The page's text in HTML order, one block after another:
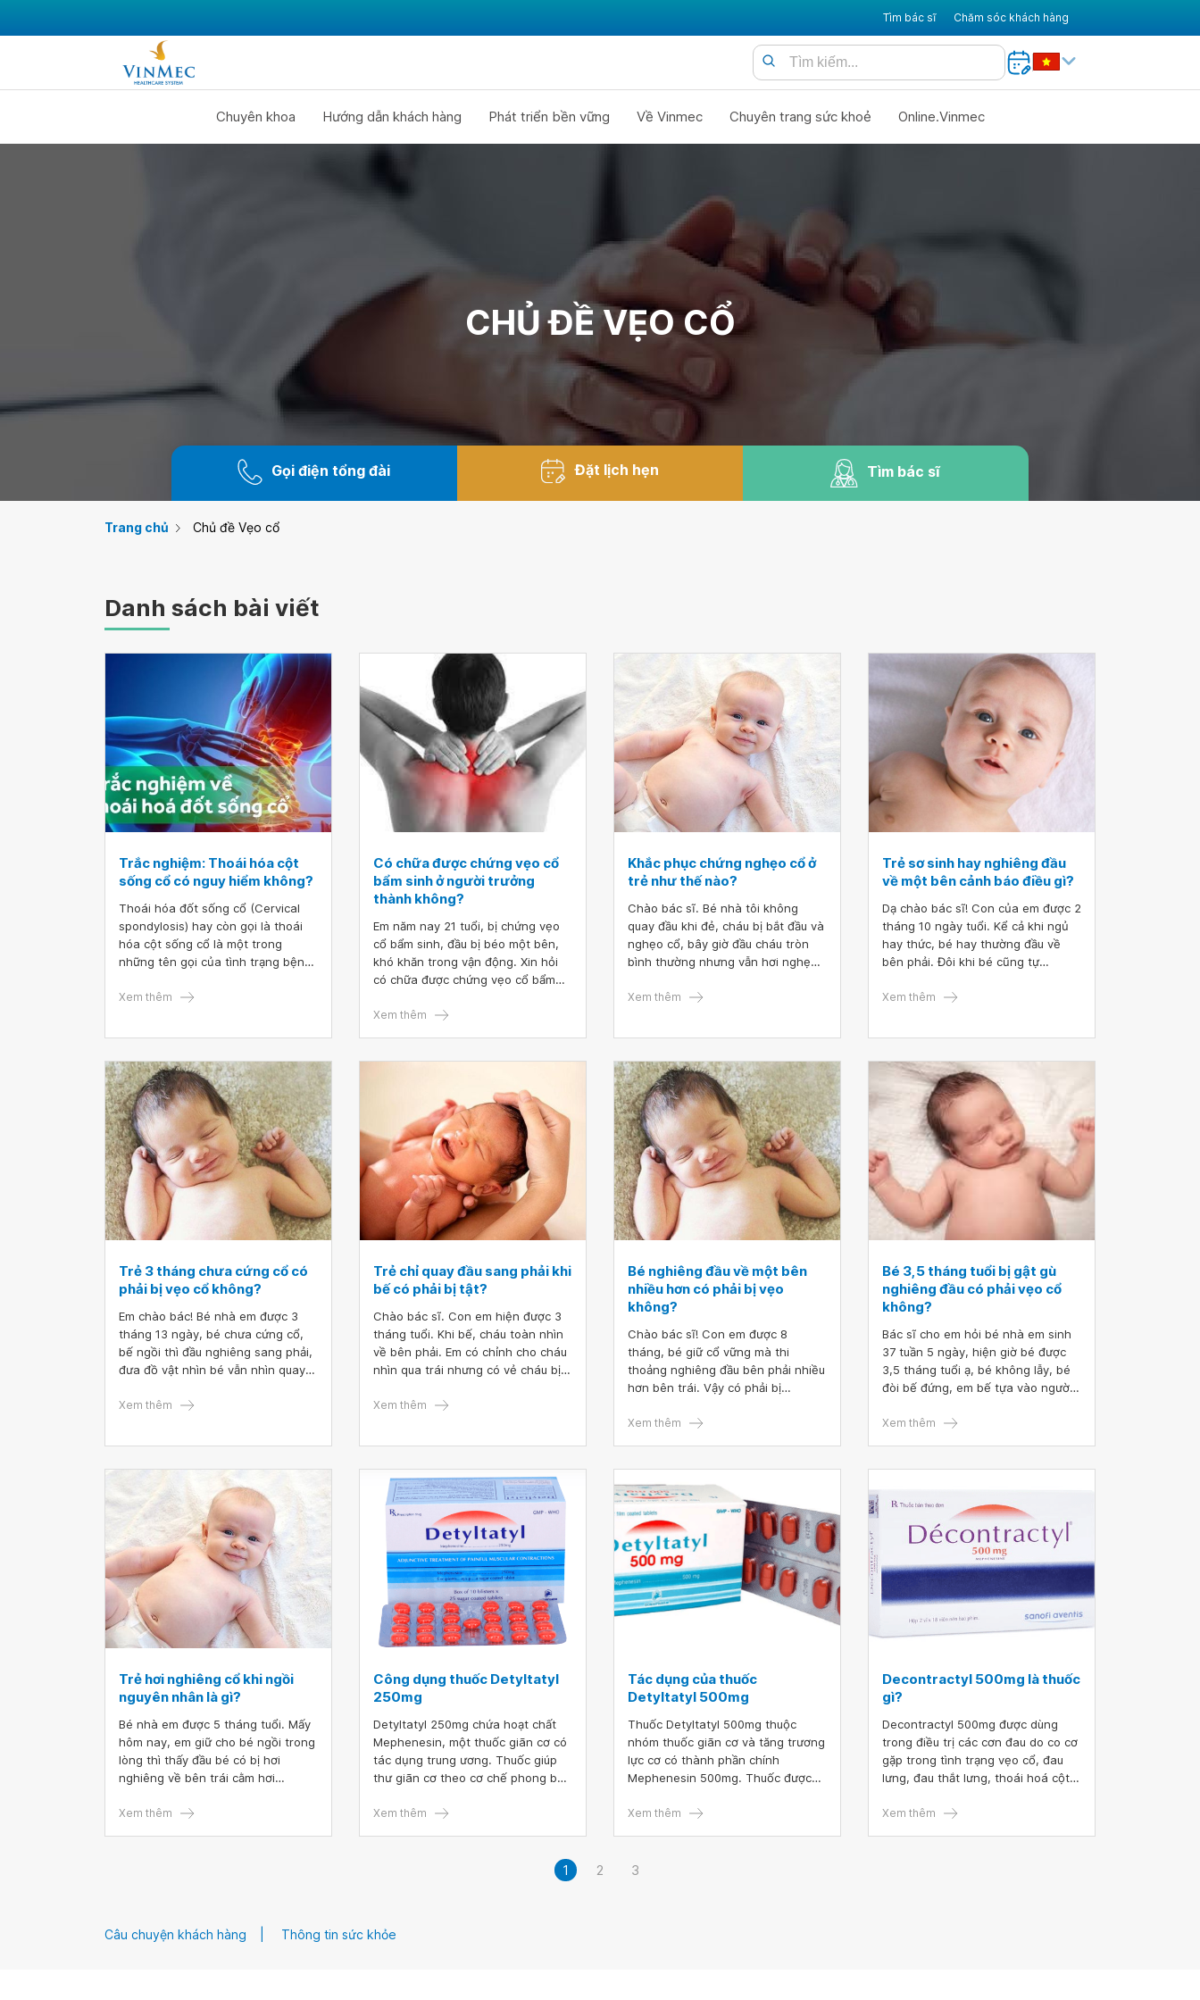
Tìm bác sĩ Chăm sóc khách hàng
Chuyên khoa Hướng dẫn khách hàng Phát triển bền vững Về Vinmec Chuyên trang sức khoẻ Online.Vinmec
CHỦ ĐỀ VẸO CỔ
Gọi điện tổng đài Đặt lịch hẹn Tìm bác sĩ
Trang chủ Chủ đề Vẹo cổ
Danh sách bài viết
Trắc nghiệm: Thoái hóa cột
sống cổ có nguy hiểm không?
Thoái hóa đốt sống cổ (Cervical
spondylosis) hay còn gọi là thoái
hóa cột sống cổ là một trong
những tên gọi của tình trạng bệnh
sống do nhiều nguyên nhân khác
Xem thêm
Có chữa được chứng vẹo cổ
bẩm sinh ở người trưởng
thành không?
Em năm nay 21 tuổi, bị chứng vẹo
cổ bẩm sinh, đầu bị béo một bên,
khó khăn trong vận động. Xin hỏi
có chữa được chứng vẹo cổ bẩm
Rất mong sớm nhận được phản hồi
Xem thêm
Khắc phục chứng nghẹo cổ ở
trẻ như thế nào?
Chào bác sĩ. Bé nhà tôi không
quay đầu khi đẻ, cháu bị bắt đầu và
nghẹo cổ, bây giờ đầu cháu tròn
bình thường nhưng vẫn hơi nghẹo
cách khắc phục chứng nghẹo cổ ở
Xem thêm
Trẻ sơ sinh hay nghiêng đầu
về một bên cảnh báo điều gì?
Dạ chào bác sĩ! Con của em được 2
tháng 10 ngày tuổi. Kể cả khi ngủ
hay thức, bé hay thường đầu về
bên phải. Đôi khi bé cũng tự
bé về bên trái. Bác sĩ cho em hỏi
Xem thêm
Trẻ 3 tháng chưa cứng cổ có
phải bị vẹo cổ không?
Em chào bác! Bé nhà em được 3
tháng 13 ngày, bé chưa cứng cổ,
bế ngồi thì đầu nghiêng sang phải,
đưa đồ vật nhìn bé vẫn nhìn quay
tư thế bình thường, bú được cả 2
Xem thêm
Trẻ chỉ quay đầu sang phải khi
bế có phải bị tật?
Chào bác sĩ. Con em hiện được 3
tháng tuổi. Khi bế, cháu toàn nhìn
về bên phải. Em có chỉnh cho cháu
nhìn qua trái nhưng có vẻ cháu bị
xoay qua trái bình thường. Bác sĩ
Xem thêm
Bé nghiêng đầu về một bên
nhiều hơn có phải bị vẹo
không?
Chào bác sĩ! Con em được 8
tháng, bé giữ cổ vững mà thi
thoảng nghiêng đầu bên phải nhiều
hơn bên trái. Vậy có phải bị
bác sĩ!
Xem thêm
Bé 3,5 tháng tuổi bị gật gù
nghiêng đầu có phải vẹo cổ
không?
Bác sĩ cho em hỏi bé nhà em sinh
37 tuần 5 ngày, hiện giờ bé được
3,5 tháng tuổi ạ, bé không lẫy, bé
đòi bế đứng, em bế tựa vào người
bị gật gù nữa ạ, em cho bé tập
Xem thêm
Trẻ hơi nghiêng cổ khi ngồi
nguyên nhân là gì?
Bé nhà em được 5 tháng tuổi. Mấy
hôm nay, em giữ cho bé ngồi trong
lòng thì thấy đầu bé có bị hơi
nghiêng về bên trái cằm hơi
quay quan sát được cả hai bên
Xem thêm
Công dụng thuốc Detyltatyl
250mg
Detyltatyl 250mg chứa hoạt chất
Mephenesin, một thuốc giãn cơ có
tác dụng trung ương. Thuốc giúp
thư giãn cơ theo cơ chế phong bế
cung cấp cho quý đọc giả một số
Xem thêm
Tác dụng của thuốc
Detyltatyl 500mg
Thuốc Detyltatyl 500mg thuộc
nhóm thuốc giãn cơ và tăng trương
lực cơ có thành phần chính
Mephenesin 500mg. Thuốc được
chỉ định điều trị cho các cơn đau co
vẹo cổ...
Xem thêm
Decontractyl 500mg là thuốc
gì?
Decontractyl 500mg được dùng
trong điều trị các cơn đau do co cơ
gặp trong tình trạng vẹo cổ, đau
lưng, đau thắt lưng, thoái hoá cột
Decontractyl tác dụng trên hệ thần
Xem thêm
1 2 3
Câu chuyện khách hàng Thông tin sức khỏe